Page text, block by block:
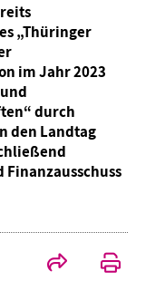
„Thüringer
im Jahr 2023
durch
den Landtag